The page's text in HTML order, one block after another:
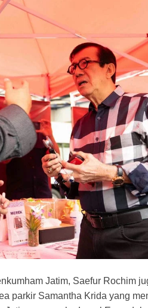
Jatim, Saefur Rochim
parkir Samantha Krida yang